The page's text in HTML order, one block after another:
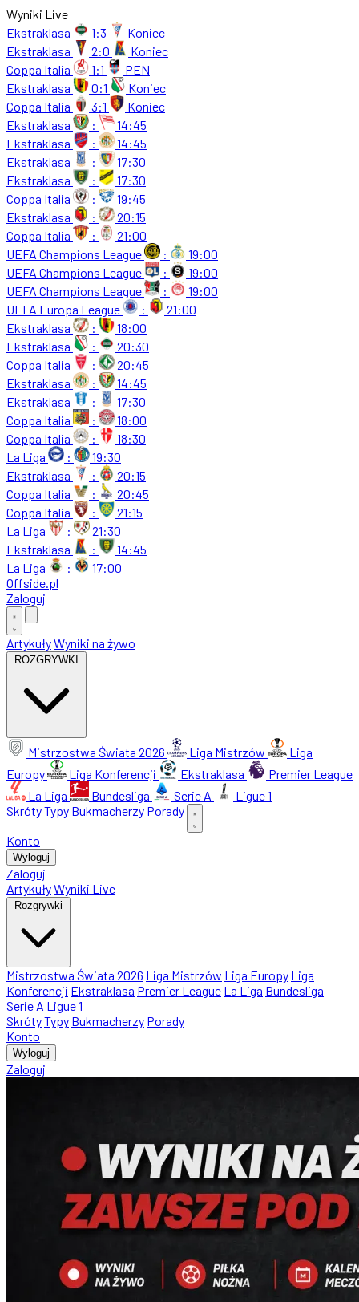
Wyniki Live
Ekstraklasa
1:3
Koniec
Ekstraklasa
2:0
Koniec
Coppa Italia
1:1
PEN
Ekstraklasa
0:1
Koniec
Coppa Italia
3:1
Koniec
Ekstraklasa
:
14:45
Ekstraklasa
:
14:45
Ekstraklasa
:
17:30
Ekstraklasa
:
17:30
Coppa Italia
:
19:45
Ekstraklasa
:
20:15
Coppa Italia
:
21:00
UEFA Champions League
:
19:00
UEFA Champions League
:
19:00
UEFA Champions League
:
19:00
UEFA Europa League
:
21:00
Ekstraklasa
:
18:00
Ekstraklasa
:
20:30
Coppa Italia
:
20:45
Ekstraklasa
:
14:45
Ekstraklasa
:
17:30
Coppa Italia
:
18:00
Coppa Italia
:
18:30
La Liga
:
19:30
Ekstraklasa
:
20:15
Coppa Italia
:
20:45
Coppa Italia
:
21:15
La Liga
:
21:30
Ekstraklasa
:
14:45
La Liga
:
17:00
Offside.pl
Zaloguj
ArtykułyWyniki na żywo
ROZGRYWKI
Mistrzostwa Świata 2026 Liga Mistrzów
Liga
Europy
Liga Konferencji Ekstraklasa
Premier League
La Liga
Bundesliga Serie A
Ligue 1
SkrótyTypy Bukmacherzy Porady
Konto
Wyloguj
Zaloguj
ArtykułyWyniki Live
Rozgrywki
Mistrzostwa Świata 2026 Liga Mistrzów Liga Europy Liga
Konferencji Ekstraklasa Premier League La Liga Bundesliga
Serie A Ligue 1
SkrótyTypy Bukmacherzy Porady
Konto
Wyloguj
Zaloguj